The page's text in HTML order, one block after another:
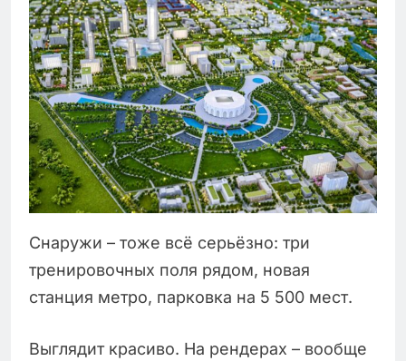
Снаружи – тоже всё серьёзно: три
тренировочных поля рядом, новая
станция метро, парковка на 5 500 мест.
Выглядит красиво. На рендерах – вообще